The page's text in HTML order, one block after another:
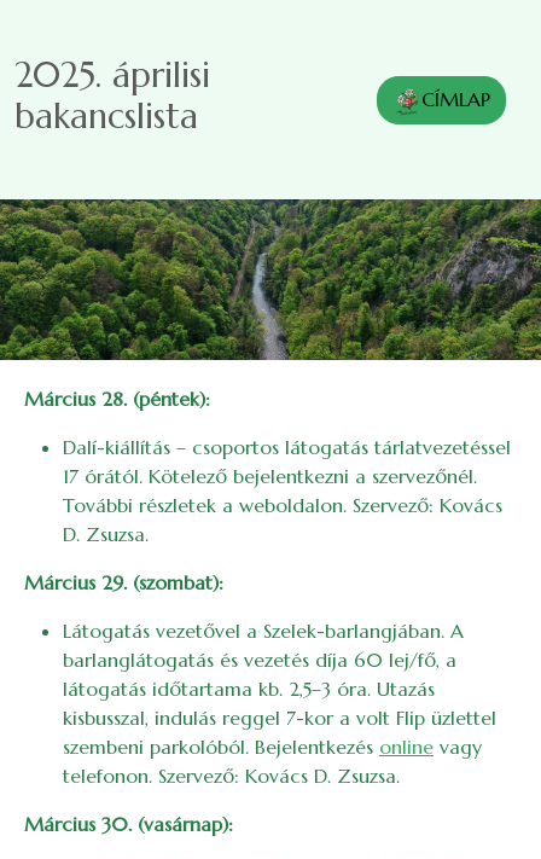
2025. áprilisi
bakancslista
CÍMLAP
Március 28. (péntek):
Dalí-kiállítás – csoportos látogatás tárlatvezetéssel
17 órától. Kötelező bejelentkezni a szervezőnél.
További részletek a weboldalon. Szervező: Kovács
D. Zsuzsa.
Március 29. (szombat):
Látogatás vezetővel a Szelek-barlangjában. A
barlanglátogatás és vezetés díja 60 lej/fő, a
látogatás időtartama kb. 2,5–3 óra. Utazás
kisbusszal, indulás reggel 7-kor a volt Flip üzlettel
szembeni parkolóból. Bejelentkezés online vagy
telefonon. Szervező: Kovács D. Zsuzsa.
Március 30. (vasárnap):